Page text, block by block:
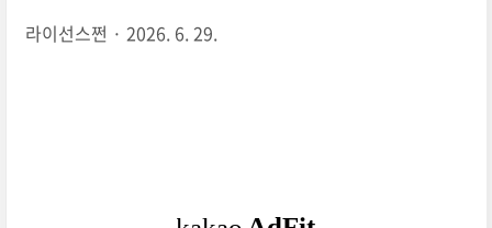
라이선스쩐 2026. 6. 29.